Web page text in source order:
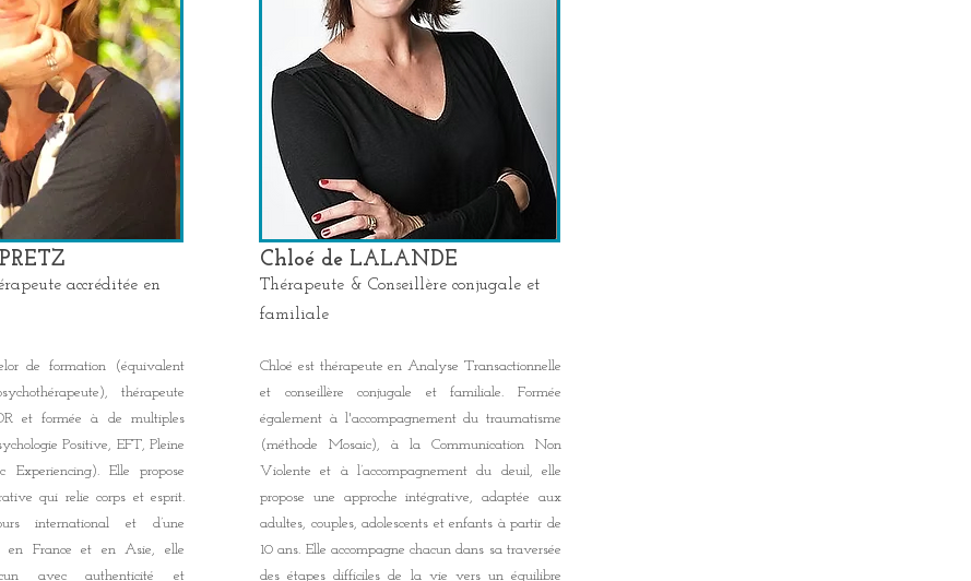
accréditée en
de formation (équivalent
thérapeute
et formée à de multiples
Positive, EFT, Pleine
Experiencing). Elle propose
qui relie corps et esprit.
international et d’une
en France et en Asie, elle
avec authenticité et
Chloé de LALANDE
Thérapeute & Conseillère conjugale et
familiale
Chloé est thérapeute en Analyse Transactionnelle
et conseillère conjugale et familiale. Formée
également à l'accompagnement du traumatisme
(méthode Mosaic), à la Communication Non
Violente et à l’accompagnement du deuil, elle
propose une approche intégrative, adaptée aux
adultes, couples, adolescents et enfants à partir de
10 ans. Elle accompagne chacun dans sa traversée
des étapes difficiles de la vie vers un équilibre